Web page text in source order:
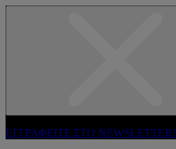
ΕΓΓΡΑΦΕΙΤΕ ΣΤΟ NEWSLETTER!